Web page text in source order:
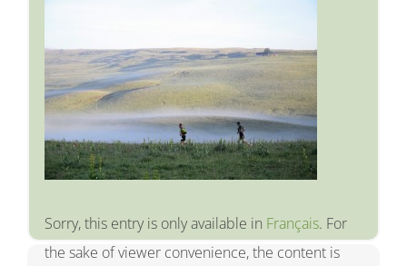
Sorry, this entry is only available in Français. For
the sake of viewer convenience, the content is